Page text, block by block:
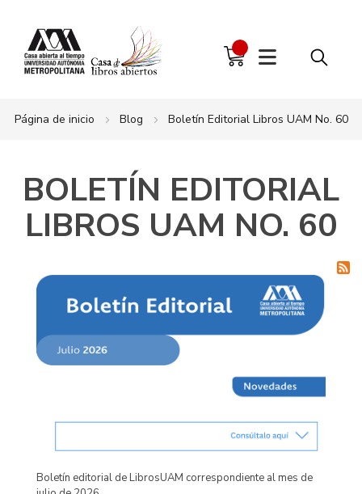
Página de inicio Blog Boletín Editorial Libros UAM No. 60
BOLETÍN EDITORIAL
LIBROS UAM NO. 60
Boletín editorial de LibrosUAM correspondiente al mes de